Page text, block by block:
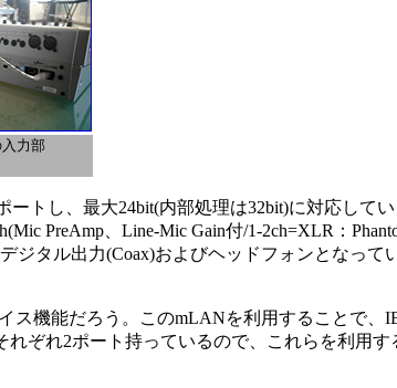
力部
トし、最大24bit(内部処理は32bit)に対応して
PreAmp、Line-Mic Gain付/1-2ch=XLR：
ジタル出力(Coax)およびヘッドフォンとなって
機能だろう。このmLANを利用することで、
ぞれ2ポート持っているので、これらを利用